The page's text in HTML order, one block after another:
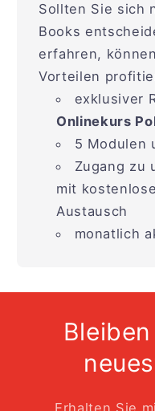
Sollten Sie sich
Books
erfahren,
Vorteilen
exklusiver
Onlinekurs
5 Modulen
Zugang zu
mit
Austausch
monatlich
Erhalten Sie